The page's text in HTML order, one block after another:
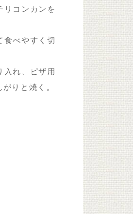
リコンカンを
食べやすく切
れ、ピザ用
りと焼く。